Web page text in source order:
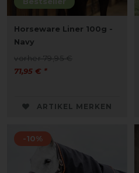
Horseware Liner 100g -
Navy
vorher 79,95 €
71,95 € *
ARTIKEL MERKEN
-10%